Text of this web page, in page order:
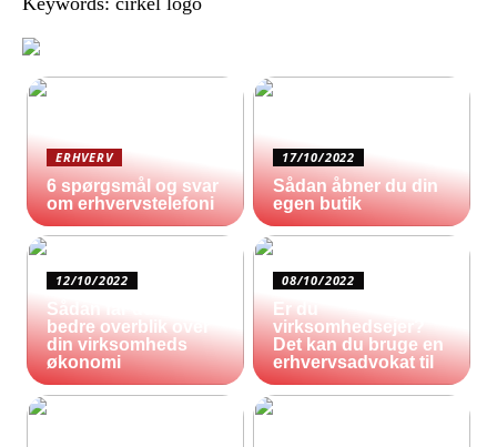
ERHVERV
6 spørgsmål og svar
om erhvervstelefoni
17/10/2022
Sådan åbner du din
egen butik
12/10/2022
Sådan får du et
bedre overblik over
din virksomheds
økonomi
08/10/2022
Er du
virksomhedsejer?
Det kan du bruge en
erhvervsadvokat til